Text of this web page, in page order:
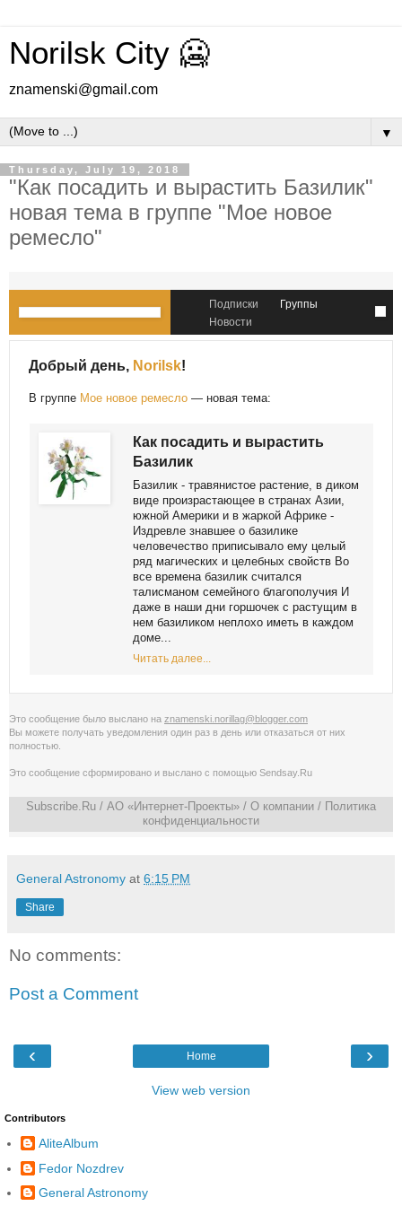
Norilsk City 🥶
znamenski@gmail.com
▼
Thursday, July 19, 2018
"Как посадить и вырастить Базилик"
новая тема в группе "Мое новое
ремесло"
Подписки
Группы
Новости
Добрый день, Norilsk!
В группе Мое новое ремесло — новая тема:
Как посадить и вырастить
Базилик
Базилик - травянистое растение, в диком
виде произрастающее в странах Азии,
южной Америки и в жаркой Африке -
Издревле знавшее о базилике
человечество приписывало ему целый
ряд магических и целебных свойств Во
все времена базилик считался
талисманом семейного благополучия И
даже в наши дни горшочек с растущим в
нем базиликом неплохо иметь в каждом
доме...
Читать далее...
Это сообщение было выслано на znamenski.norillag@blogger.com
Вы можете получать уведомления один раз в день или отказаться от них
полностью
Это сообщение сформировано и выслано с помощью Sendsay.Ru
Subscribe.Ru / АО «Интернет-Проекты» / О компании / Политика
конфиденциальности
General Astronomy at 6:15 PM
Share
No comments:
Post a Comment
‹ ›
Home
View web version
Contributors
AliteAlbum
Fedor Nozdrev
General Astronomy